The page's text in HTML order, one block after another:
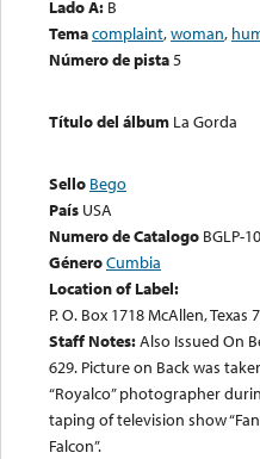
Lado A: B
Temacomplaint,woman,
Número de pista5
Título del álbum La Gorda
Sello Bego
País USA
Numero de Catalogo BGLP-
GéneroCumbia
Location of Label:
P. O. Box 1718 McAllen, Texas
Staff Notes:Also Issued On
629. Picture on Back was
“Royalco” photographer
taping of television show
Falcon”.